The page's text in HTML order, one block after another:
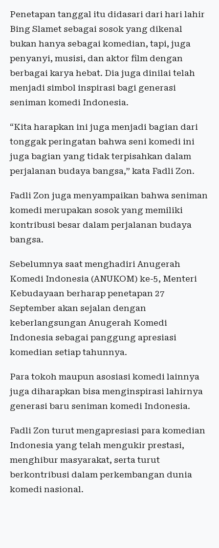
Penetapan tanggal itu didasari dari hari lahir
Bing Slamet sebagai sosok yang dikenal
bukan hanya sebagai komedian, tapi, juga
penyanyi, musisi, dan aktor film dengan
berbagai karya hebat. Dia juga dinilai telah
menjadi simbol inspirasi bagi generasi
seniman komedi Indonesia.
“Kita harapkan ini juga menjadi bagian dari
tonggak peringatan bahwa seni komedi ini
juga bagian yang tidak terpisahkan dalam
perjalanan budaya bangsa,” kata Fadli Zon.
Fadli Zon juga menyampaikan bahwa seniman
komedi merupakan sosok yang memiliki
kontribusi besar dalam perjalanan budaya
bangsa.
Sebelumnya saat menghadiri Anugerah
Komedi Indonesia (ANUKOM) ke-5, Menteri
Kebudayaan berharap penetapan 27
September akan sejalan dengan
keberlangsungan Anugerah Komedi
Indonesia sebagai panggung apresiasi
komedian setiap tahunnya.
Para tokoh maupun asosiasi komedi lainnya
juga diharapkan bisa menginspirasi lahirnya
generasi baru seniman komedi Indonesia.
Fadli Zon turut mengapresiasi para komedian
Indonesia yang telah mengukir prestasi,
menghibur masyarakat, serta turut
berkontribusi dalam perkembangan dunia
komedi nasional.